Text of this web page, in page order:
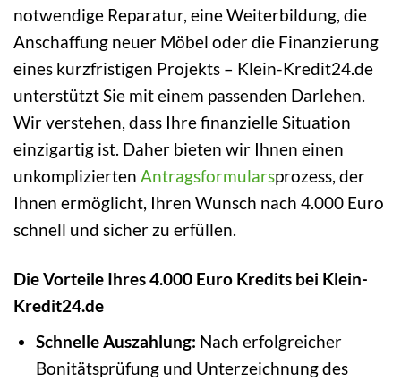
notwendige Reparatur, eine Weiterbildung, die
Anschaffung neuer Möbel oder die Finanzierung
eines kurzfristigen Projekts – Klein-Kredit24.de
unterstützt Sie mit einem passenden Darlehen.
Wir verstehen, dass Ihre finanzielle Situation
einzigartig ist. Daher bieten wir Ihnen einen
unkomplizierten Antragsformularsprozess, der
Ihnen ermöglicht, Ihren Wunsch nach 4.000 Euro
schnell und sicher zu erfüllen.
Die Vorteile Ihres 4.000 Euro Kredits bei Klein-
Kredit24.de
Schnelle Auszahlung: Nach erfolgreicher
Bonitätsprüfung und Unterzeichnung des